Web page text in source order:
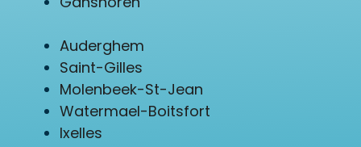
Auderghem
Saint-Gilles
Molenbeek-St-Jean
Watermael-Boitsfort
Ixelles